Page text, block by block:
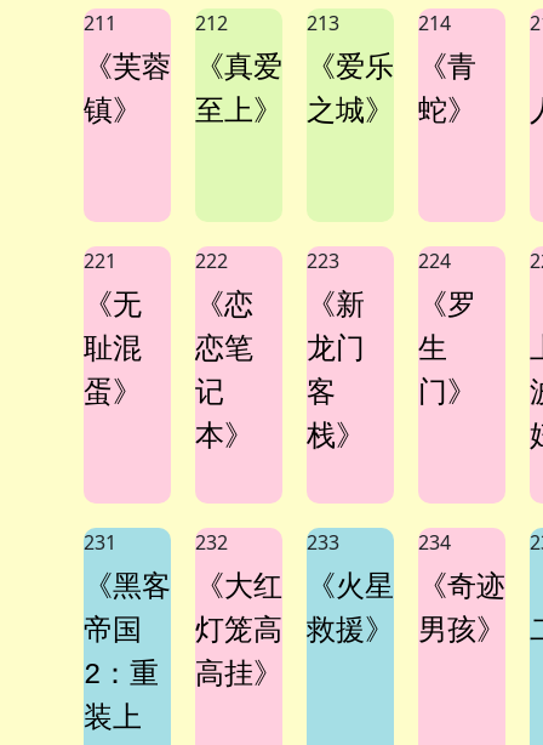
211
《芙蓉
镇》
212
《真爱
至上》
213
《爱乐
之城》
214
《青
蛇》
221
《无
耻混
蛋》
222
《恋
恋笔
记
本》
223
《新
龙门
客
栈》
224
《罗
生
门》
231
《黑客
帝国
2：重
装上
232
《大红
灯笼高
高挂》
233
《火星
救援》
234
《奇迹
男孩》